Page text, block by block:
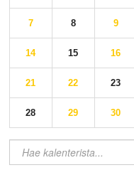
7 8 9
14 15 16
21 22 23
28 29 30